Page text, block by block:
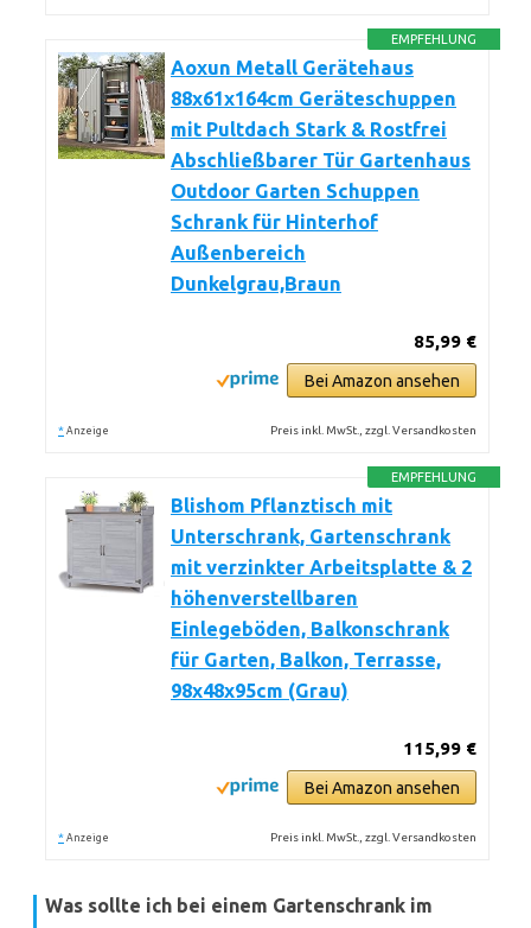
EMPFEHLUNG
Aoxun Metall Gerätehaus
88x61x164cm Geräteschuppen
mit Pultdach Stark & Rostfrei
Abschließbarer Tür Gartenhaus
Outdoor Garten Schuppen
Schrank für Hinterhof
Außenbereich
Dunkelgrau,Braun
85,99 €
Bei Amazon ansehen
* Anzeige Preis inkl. MwSt., zzgl. Versandkosten
EMPFEHLUNG
Blishom Pflanztisch mit
Unterschrank, Gartenschrank
mit verzinkter Arbeitsplatte & 2
höhenverstellbaren
Einlegeböden, Balkonschrank
für Garten, Balkon, Terrasse,
98x48x95cm (Grau)
115,99 €
Bei Amazon ansehen
* Anzeige Preis inkl. MwSt., zzgl. Versandkosten
Was sollte ich bei einem Gartenschrank im